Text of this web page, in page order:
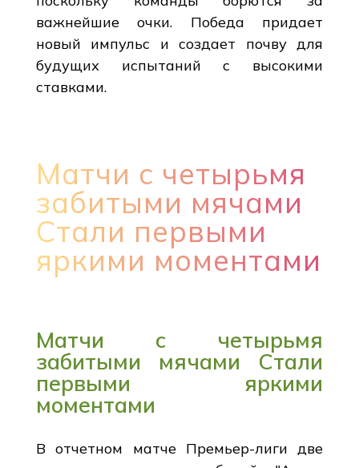
важнейшие очки. Победа придает
новый импульс и создает почву для
будущих испытаний с высокими
ставками.
Матчи с четырьмя
забитыми мячами
Стали первыми
яркими моментами
Матчи с четырьмя
забитыми мячами Стали
первыми яркими
моментами
В отчетном матче Премьер-лиги две